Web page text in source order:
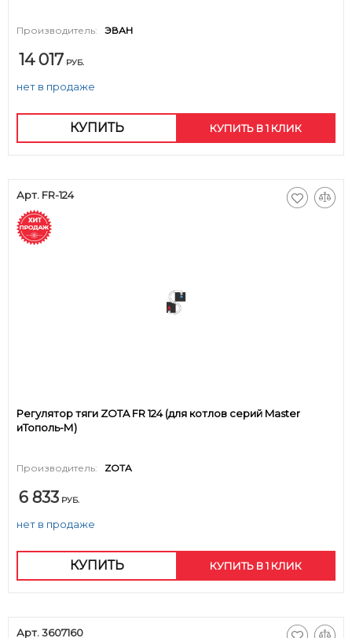
Производитель: ЭВАН
14 017 РУБ.
нет в продаже
КУПИТЬ КУПИТЬ В 1 КЛИК
Арт. FR-124
Регулятор тяги ZOTA FR 124 (для котлов серий Master
иТополь-М)
Производитель: ZOTA
6 833 РУБ.
нет в продаже
КУПИТЬ КУПИТЬ В 1 КЛИК
Арт. 3607160